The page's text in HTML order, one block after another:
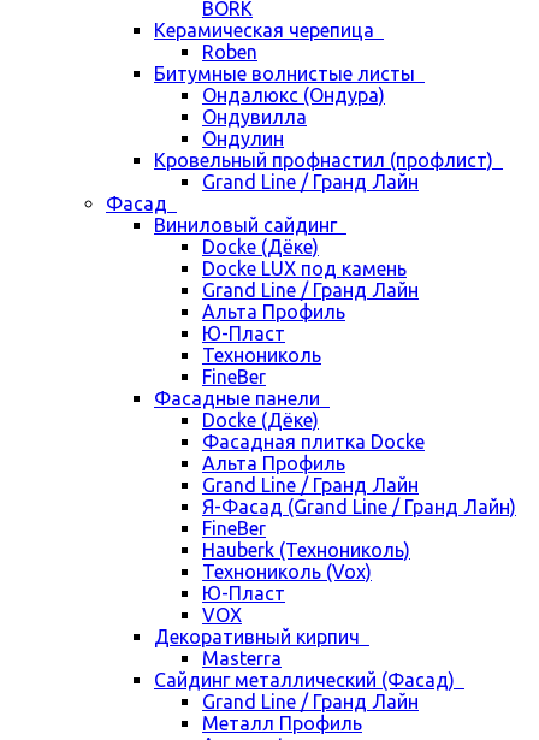
BORK
Керамическая черепица
Roben
Битумные волнистые листы
Ондалюкс (Ондура)
Ондувилла
Ондулин
Кровельный профнастил (профлист)
Grand Line / Гранд Лайн
Фасад
Виниловый сайдинг
Docke (Дёке)
Docke LUX под камень
Grand Line / Гранд Лайн
Альта Профиль
Ю-Пласт
Технониколь
FineBer
Фасадные панели
Docke (Дёке)
Фасадная плитка Docke
Альта Профиль
Grand Line / Гранд Лайн
Я-Фасад (Grand Line / Гранд Лайн)
FineBer
Hauberk (Технониколь)
Технониколь (Vox)
Ю-Пласт
VOX
Декоративный кирпич
Masterra
Сайдинг металлический (Фасад)
Grand Line / Гранд Лайн
Металл Профиль